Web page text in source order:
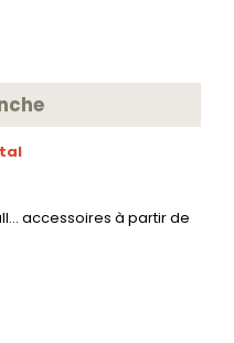
accessoires à partir de